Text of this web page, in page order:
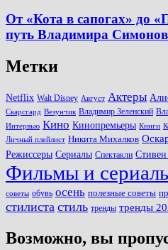
От «Кота в сапогах» до
путь Владимира
Метки
Netflix Walt Disney Август Актеры
Скарсгард Везунчик Владимир Зеленский
Интервью Кино Кинопремьеры Книги
Личный плейлист Никита Михалков
Режиссеры Сериалы Спектакли
Фильмы и
советы обувь осень полезные советы
стилиста стиль тренды тренды
Возможно, вы